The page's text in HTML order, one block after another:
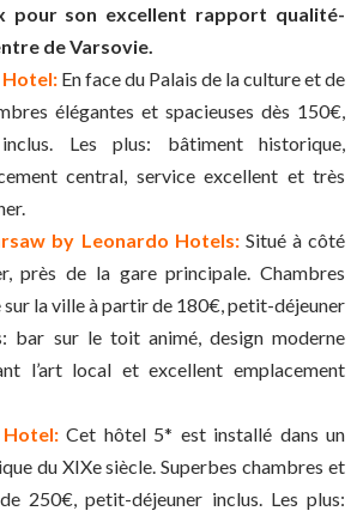
pour son excellent rapport qualité-
de Varsovie.
Hotel: En face du Palais de la culture et de
élégantes et spacieuses dès 150€,
Les plus: bâtiment historique,
central, service excellent et très
by Leonardo Hotels:Situé à côté
près de la gare principale. Chambres
sur la ville à partir de 180€, petit-déjeuner
bar sur le toit animé, design moderne
l’art local et excellent emplacement
Cet hôtel 5* est installé dans un
du XIXe siècle. Superbes chambres et
250€, petit-déjeuner inclus. Les plus: